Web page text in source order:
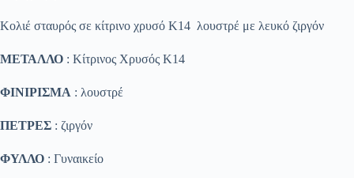
Κολιέ σταυρός σε κίτρινο χρυσό Κ14 λουστρέ με λευκό ζιργόν
ΜΕΤΑΛΛΟ : Κίτρινος Χρυσός K14
ΦΙΝΙΡΙΣΜΑ : λουστρέ
ΠΕΤΡΕΣ : ζιργόν
ΦΥΛΛΟ : Γυναικείο